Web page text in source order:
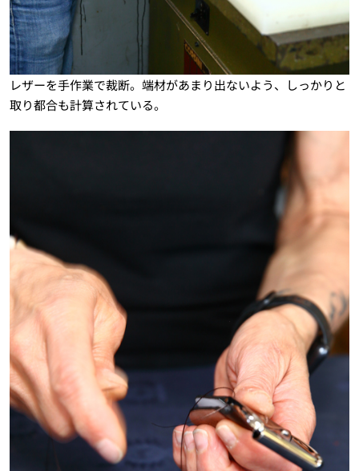
レザーを手作業で裁断。端材があまり出ないよう、しっかりと
取り都合も計算されている。